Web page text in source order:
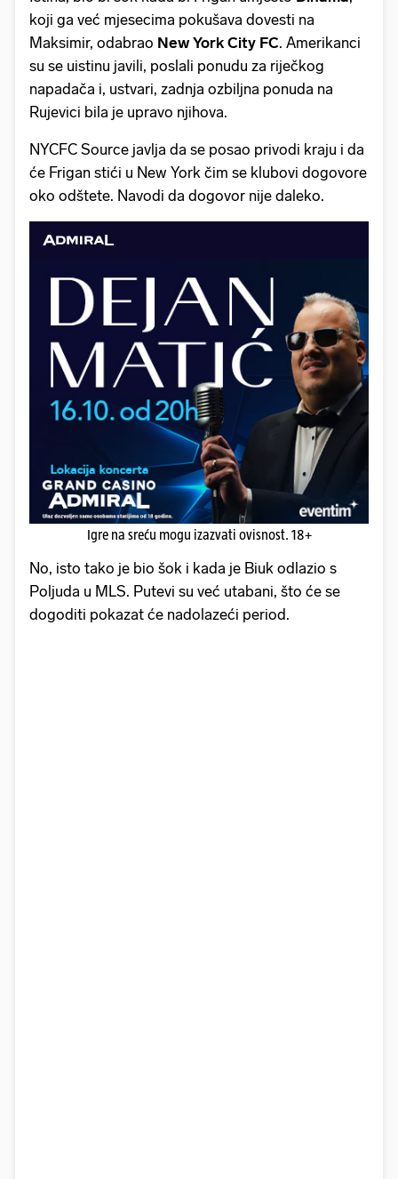
koji ga već mjesecima pokušava dovesti na
Maksimir, odabrao New York City FC. Amerikanci
su se uistinu javili, poslali ponudu za riječkog
napadača i, ustvari, zadnja ozbiljna ponuda na
Rujevici bila je upravo njihova.
NYCFC Source javlja da se posao privodi kraju i da
će Frigan stići u New York čim se klubovi dogovore
oko odštete. Navodi da dogovor nije daleko.
Igre na sreću mogu izazvati ovisnost. 18+
No, isto tako je bio šok i kada je Biuk odlazio s
Poljuda u MLS. Putevi su već utabani, što će se
dogoditi pokazat će nadolazeći period.